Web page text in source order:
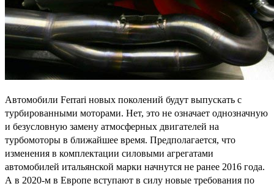
Автомобили Ferrari новых поколений будут выпускать с
турбированными моторами. Нет, это не означает однозначную
и безусловную замену атмосферных двигателей на
турбомоторы в ближайшее время. Предполагается, что
изменения в комплектации силовыми агрегатами
автомобилей итальянской марки начнутся не ранее 2016 года.
А в 2020-м в Европе вступают в силу новые требования по